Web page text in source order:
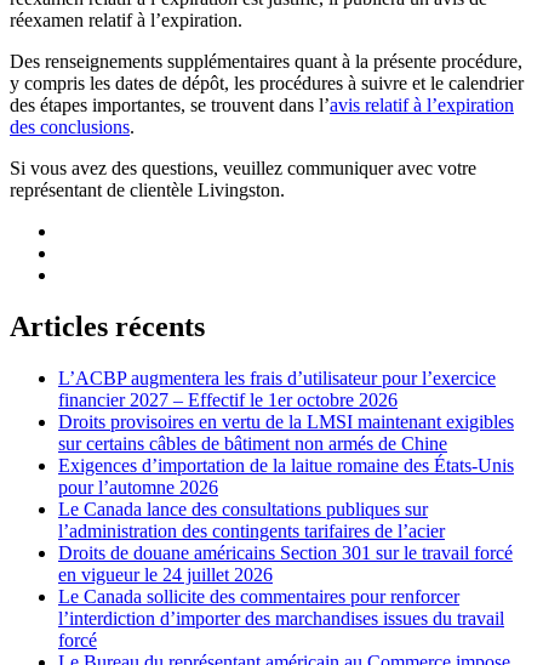
réexamen relatif à l’expiration.
Des renseignements supplémentaires quant à la présente procédure,
y compris les dates de dépôt, les procédures à suivre et le calendrier
des étapes importantes, se trouvent dans l’avis relatif à l’expiration
des conclusions.
Si vous avez des questions, veuillez communiquer avec votre
représentant de clientèle Livingston.
Articles récents
L’ACBP augmentera les frais d’utilisateur pour l’exercice
financier 2027 – Effectif le 1er octobre 2026
Droits provisoires en vertu de la LMSI maintenant exigibles
sur certains câbles de bâtiment non armés de Chine
Exigences d’importation de la laitue romaine des États-Unis
pour l’automne 2026
Le Canada lance des consultations publiques sur
l’administration des contingents tarifaires de l’acier
Droits de douane américains Section 301 sur le travail forcé
en vigueur le 24 juillet 2026
Le Canada sollicite des commentaires pour renforcer
l’interdiction d’importer des marchandises issues du travail
forcé